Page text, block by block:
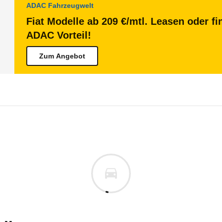
ADAC Fahrzeugwelt
Fiat Modelle ab 209 €/mtl. Leasen oder
ADAC Vorteil!
Zum Angebot
Lassen Sie uns gerne wissen, wenn Sie
Ihres Elektroautos auf der Grundlage der